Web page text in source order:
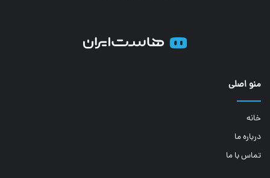
منو اصلی
خانه
درباره ما
تماس با ما